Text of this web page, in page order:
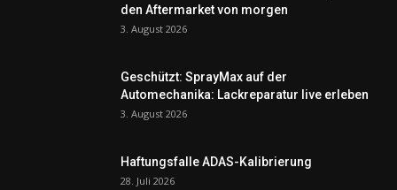
den Aftermarket von morgen
3. August 2026
Geschützt: SprayMax auf der
Automechanika: Lackreparatur live erleben
3. August 2026
Haftungsfalle ADAS-Kalibrierung
28. Juli 2026